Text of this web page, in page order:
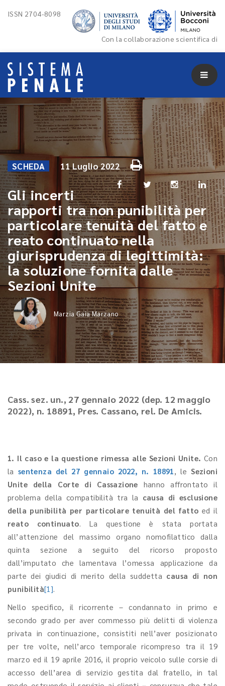
ISSN 2704-8098
Con la collaborazione scientifica di
SCHEDA 11 Luglio 2022
Gli incerti
rapporti tra non punibilità per
particolare tenuità del fatto e
reato continuato nella
giurisprudenza di legittimità:
la soluzione fornita dalle
Sezioni Unite
Marzia Gaia Marzano
Cass. sez. un., 27 gennaio 2022 (dep. 12 maggio
2022), n. 18891, Pres. Cassano, rel. De Amicis.
1. Il caso e la questione rimessa alle Sezioni Unite. Con
la sentenza del 27 gennaio 2022, n. 18891, leSezioni
Unite della Corte di Cassazione hanno affrontato il
problema della compatibilità tra la causa di esclusione
della punibilità per particolare tenuità del fatto ed il
reato continuato. La questione è stata portata
all’attenzione del massimo organo nomofilattico dalla
quinta sezione a seguito del ricorso proposto
dall’imputato che lamentava l’omessa applicazione da
parte dei giudici di merito della suddetta causa di non
punibilità[1].
Nello specifico, il ricorrente – condannato in primo e
secondo grado per aver commesso più delitti di violenza
privata in continuazione, consistiti nell’aver posizionato
per tre volte, nell’arco temporale ricompreso tra il 19
marzo ed il 19 aprile 2016, il proprio veicolo sulle corsie di
accesso dell’area di servizio gestita dal fratello, in tal